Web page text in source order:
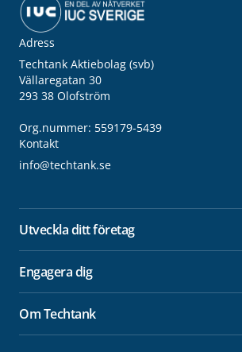
Adress
Techtank Aktiebolag (svb)
Vällaregatan 30
293 38 Olofström
Org.nummer: 559179-5439
Kontakt
info@techtank.se
Utveckla ditt företag
Engagera dig
Om Techtank